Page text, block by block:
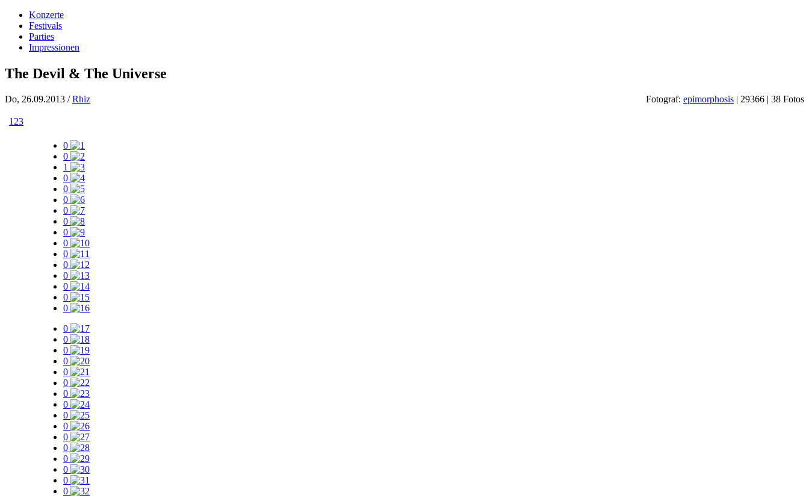
Konzerte
Festivals
Parties
Impressionen
The Devil & The Universe
Do, 26.09.2013 /Rhiz Fotograf: epimorphosis | 29366 | 38 Fotos
1 23
0
0
1
0
0
0
0
0
0
0
0
0
0
0
0
0
0
0
0
0
0
0
0
0
0
0
0
0
0
0
0
0